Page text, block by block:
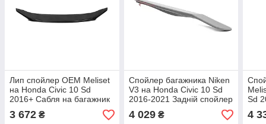
Лип спойлер ОЕМ Meliset
на Honda Civic 10 Sd
2016+ Сабля на багажник
Хонда Сівік під
фарбування 1 шт.
3 672 ₴
Спойлер багажника Niken
V3 на Honda Civic 10 Sd
2016-2021 Задній спойлер
Хонда Сівік під
фарбування
4 029₴
Sd
4